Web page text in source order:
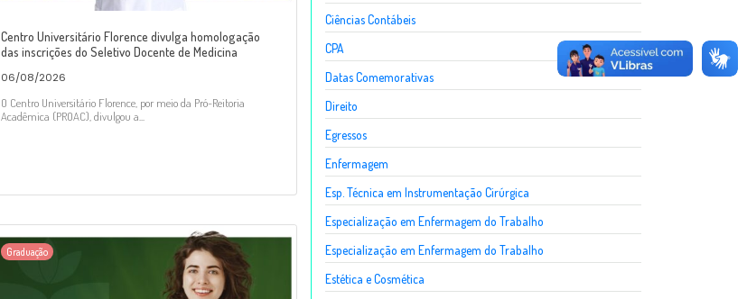
Centro Universitário Florence divulga homologação
das inscrições do Seletivo Docente de Medicina
06/08/2026
O Centro Universitário Florence, por meio da Pró-Reitoria
Acadêmica (PROAC), divulgou a...
Graduação
Ciências Contábeis
CPA
Datas Comemorativas
Direito
Egressos
Enfermagem
Esp. Técnica em Instrumentação Cirúrgica
Especialização em Enfermagem do Trabalho
Especialização em Enfermagem do Trabalho
Estética e Cosmética